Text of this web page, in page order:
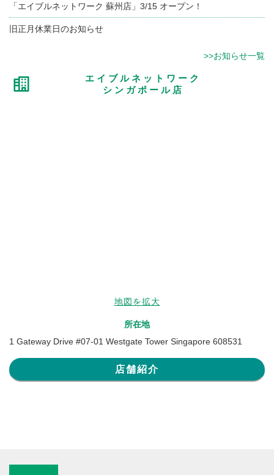
「エイブルネットワーク 蘇州店」3/15 オープン！
旧正月休業日のお知らせ
>>お知らせ一覧
エイブルネットワーク
シンガポール店
地図を拡大
所在地
1 Gateway Drive #07-01 Westgate Tower Singapore 608531
店舗紹介